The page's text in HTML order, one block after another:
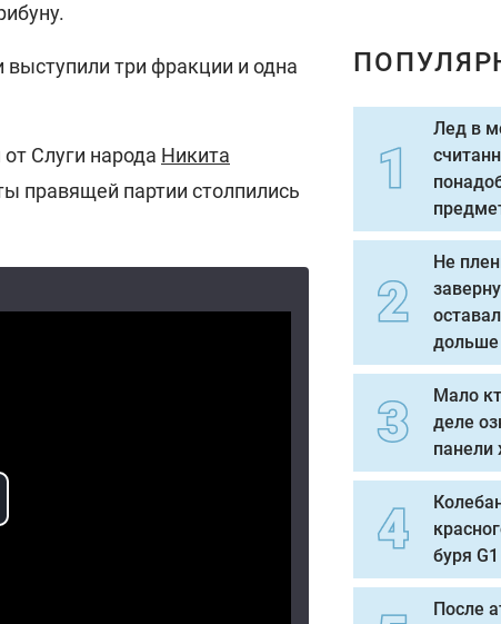
три фракции и одна
Слуги народа Никита
правящей партии столпились
Лед в
Не
дольше
Мало
деле
панели
буря
После